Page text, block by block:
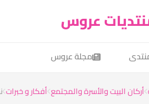
عروس
مجلة عروس
أركان البيت والأسرة والمجتمع أفكار و خبرات